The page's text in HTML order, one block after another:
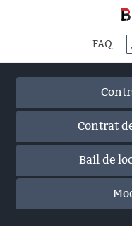
FAQ
Contrat
Bail de